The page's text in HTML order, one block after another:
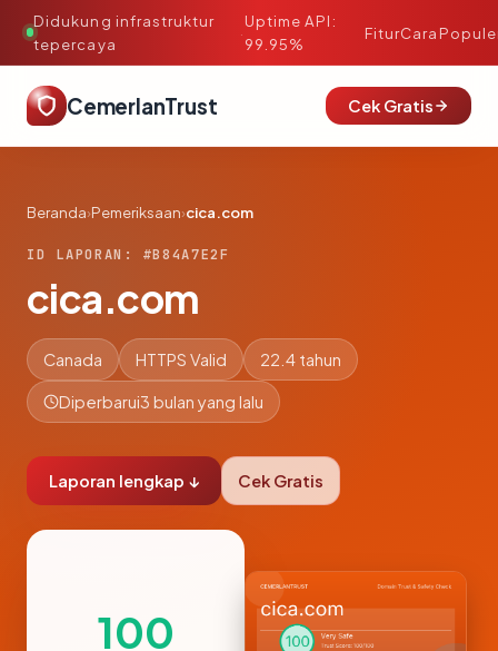
Didukung infrastruktur
tepercaya
·
Uptime API:
99.95%
FiturCara
CemerlanTrust Cek Gratis
Beranda›Pemeriksaan›cica.com
ID LAPORAN: #B84A7E2F
cica.com
Canada HTTPS Valid 22.4 tahun
Diperbarui3 bulan yang lalu
Laporan lengkap ↓ Cek Gratis
100